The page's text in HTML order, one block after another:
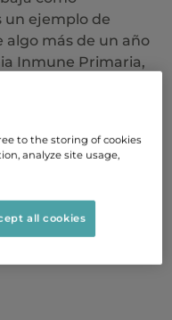
un ejemplo de
algo más de un año
Inmune Primaria,
Patricia.
de los
visitas a
to the storing of cookies
analyze site usage,
all cookies